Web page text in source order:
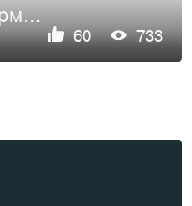
Brand identity | Фермерский магазин Ряба может
60 733